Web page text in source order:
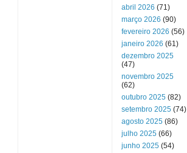
abril 2026 (71)
março 2026 (90)
fevereiro 2026 (56)
janeiro 2026 (61)
dezembro 2025
(47)
novembro 2025
(62)
outubro 2025 (82)
setembro 2025 (74)
agosto 2025 (86)
julho 2025 (66)
junho 2025 (54)